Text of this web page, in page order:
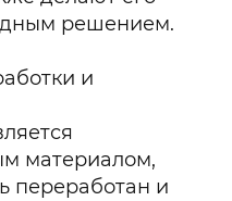
решением.
и
материалом,
переработан и